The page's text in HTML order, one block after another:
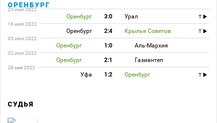
ОРЕНБУРГ
23 июл 2022
Оренбург 3:0 Урал
T
16 июл 2022
Оренбург 2:4 Крылья Советов
T
05 июл 2022
Оренбург 1:0 Аль-Мархия
02 июл 2022
Оренбург 2:1 Газиантеп
28 мая 2022
Уфа 1:2 Оренбург T
СУДЬЯ